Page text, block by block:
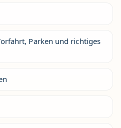
Parken und richtiges